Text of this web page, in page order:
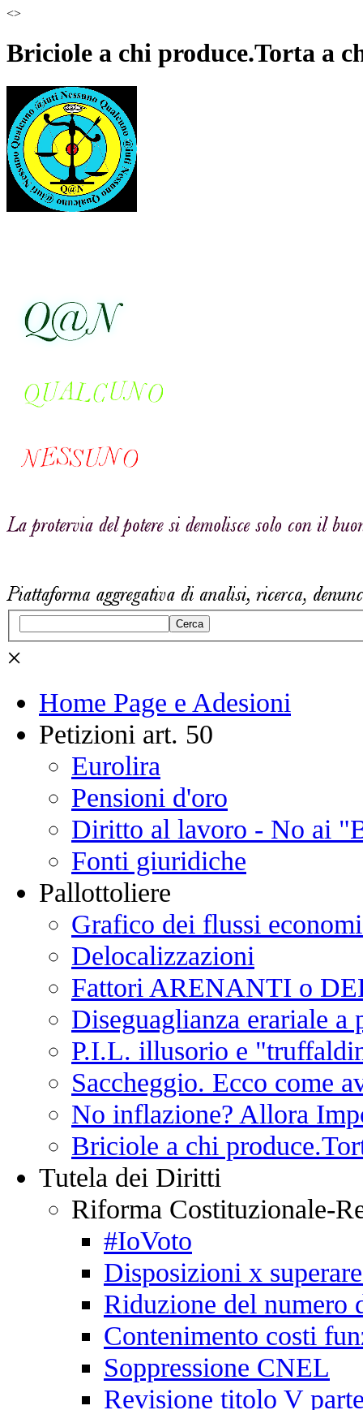
<>
Briciole a chi produce.Torta a
Cerca
×
Home Page e Adesioni
Petizioni art. 50
Eurolira
Pensioni d'oro
Diritto al lavoro - No ai
Fonti giuridiche
Pallottoliere
Grafico dei flussi
Delocalizzazioni
Fattori ARENANTI o
Diseguaglianza erariale
P.I.L. illusorio e
Saccheggio. Ecco come
No inflazione? Allora
Briciole a chi
Tutela dei Diritti
Riforma Costituzionale-
#IoVoto
Disposizioni x
Riduzione del numero
Contenimento costi
Soppressione CNEL
Revisione titolo V